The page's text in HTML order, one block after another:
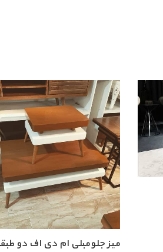
میز جلومبلی ام دی اف دو